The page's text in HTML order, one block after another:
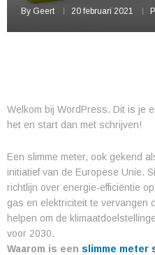
By Geert 20 februari 2021
Welkom bij WordPress. Dit is je
het en start dan met schrijven!
Een slimme meter, ook gekend
initiatief van de Europese Unie.
richtlijn over energie-efficiëntie
gas en elektriciteit te vervangen
helpen om de
voor 2030.
Waarom is een slimme meter